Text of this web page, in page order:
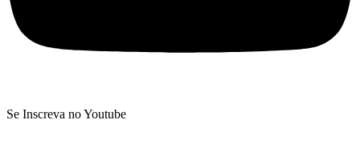
Se Inscreva no Youtube